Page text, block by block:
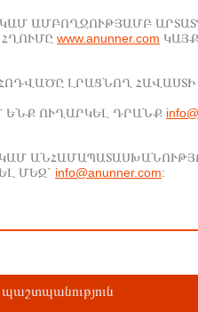
ԱՄԲՈՂՋՈՒԹՅԱՄԲ
www.anunner.com
ԼՐԱՑՆՈՂ ՀԱՎԱՍՏԻ
ԵՆՔ ՈՒՂԱՐԿԵԼ ԴՐԱՆՔ
ՄԵԶ` info@anunner.com:
պաշտպանություն